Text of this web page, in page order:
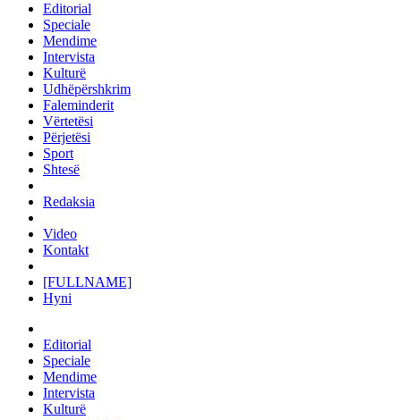
Editorial
Speciale
Mendime
Intervista
Kulturë
Udhëpërshkrim
Faleminderit
Vërtetësi
Përjetësi
Sport
Shtesë
Redaksia
Video
Kontakt
[FULLNAME]
Hyni
Editorial
Speciale
Mendime
Intervista
Kulturë